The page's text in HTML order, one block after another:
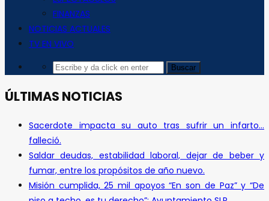
FINANZAS
NOTICIAS ACTUALES
TV EN VIVO
ÚLTIMAS NOTICIAS
Sacerdote impacta su auto tras sufrir un infarto…
falleció.
Saldar deudas, estabilidad laboral, dejar de beber y
fumar, entre los propósitos de año nuevo.
Misión cumplida, 25 mil apoyos “En son de Paz” y “De